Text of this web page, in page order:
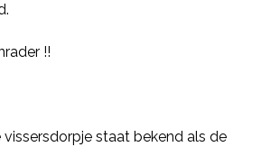
!!
vissersdorpje staat bekend als de